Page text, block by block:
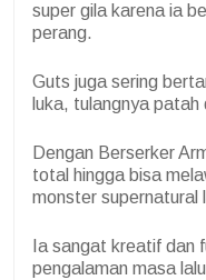
super gila karena ia
perang.
Guts juga sering
luka, tulangnya patah
Dengan Berserker
total hingga bisa
monster supernatural
Ia sangat kreatif dan
pengalaman masa